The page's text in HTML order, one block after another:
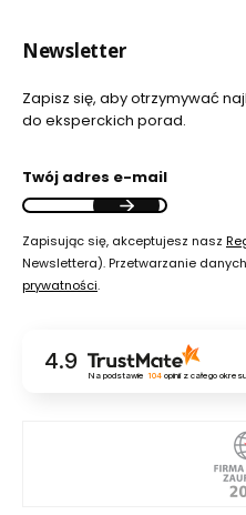
Newsletter
Zapisz się, aby otrzymywać
do eksperckich porad.
Twój adres e-mail
Zapisując się, akceptujesz nasz
Newslettera). Przetwarzanie
prywatności.
4.9
Na podstawie 104opinii z całego okresu